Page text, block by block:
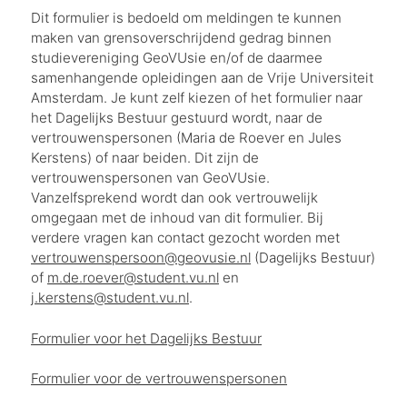
Dit formulier is bedoeld om meldingen te kunnen
maken van grensoverschrijdend gedrag binnen
studievereniging GeoVUsie en/of de daarmee
samenhangende opleidingen aan de Vrije Universiteit
Amsterdam. Je kunt zelf kiezen of het formulier naar
het Dagelijks Bestuur gestuurd wordt, naar de
vertrouwenspersonen (Maria de Roever en Jules
Kerstens) of naar beiden. Dit zijn de
vertrouwenspersonen van GeoVUsie.
Vanzelfsprekend wordt dan ook vertrouwelijk
omgegaan met de inhoud van dit formulier. Bij
verdere vragen kan contact gezocht worden met
vertrouwenspersoon@geovusie.nl (Dagelijks Bestuur)
of m.de.roever@student.vu.nl en
j.kerstens@student.vu.nl.
Formulier voor het Dagelijks Bestuur
Formulier voor de vertrouwenspersonen